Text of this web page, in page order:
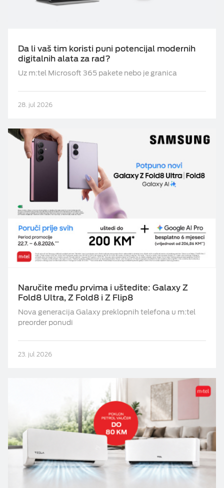
Da li vaš tim koristi puni potencijal modernih
digitalnih alata za rad?
Uz m:tel Microsoft 365 pakete nebo je granica
28. jul 2026
Naručite među prvima i uštedite: Galaxy Z
Fold8 Ultra, Z Fold8 i Z Flip8
Nova generacija Galaxy preklopnih telefona u m:tel
preorder ponudi
23. jul 2026